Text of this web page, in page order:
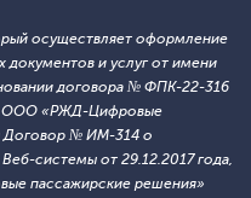
осуществляет оформление
документов и услуг от имени
договора № ФПК-22-316
ООО «РЖД-Цифровые
Договор № ИМ-314 о
системы от 29.12.2017 года,
пассажирские решения»